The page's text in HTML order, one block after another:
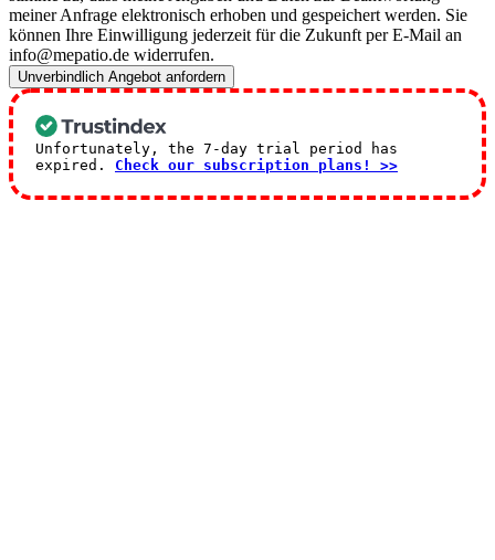
meiner Anfrage elektronisch erhoben und gespeichert werden. Sie
können Ihre Einwilligung jederzeit für die Zukunft per E-Mail an
info@mepatio.de widerrufen.
Unverbindlich Angebot anfordern
Unfortunately, the 7-day trial period has
expired. Check our subscription plans! >>